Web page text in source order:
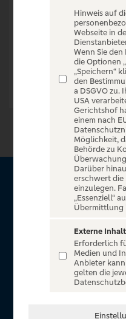
Zur Startseite
Über VR Entertain
für alle Kunden der
unserem einzigartigen
atemberaubende
Fußball-Bundesliga sowie
Hinweis auf
Webseite in
Wenn Sie
die Optionen
„Speichern“
den
a DSGVO zu.
USA
Gerichtshof
einem nach
Möglichkeit,
Behörde zu
Darüber
erschwert
einzulegen.
„Essenziell“
Übermittlung
Externe
Erforderlich
Medien und
Anbieter kann
gelten die